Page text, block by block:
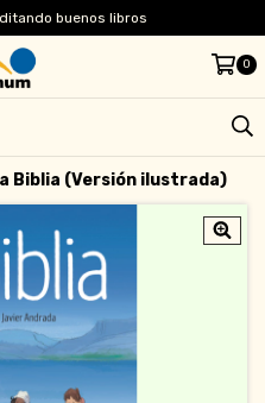
buenos libros
0
Biblia (Versión ilustrada)